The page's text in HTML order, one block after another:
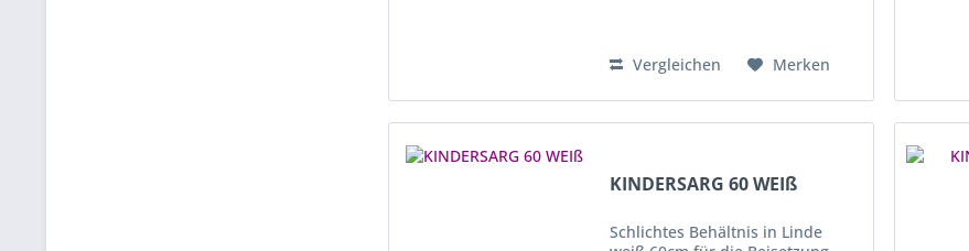
Vergleichen Merken
KINDERSARG 60 WEIß
Schlichtes Behältnis in Linde